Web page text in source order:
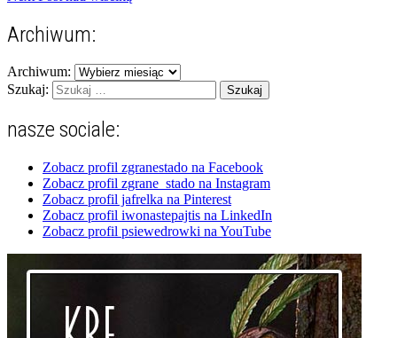
Archiwum:
Archiwum:
Szukaj:
nasze sociale:
Zobacz profil zgranestado na Facebook
Zobacz profil zgrane_stado na Instagram
Zobacz profil jafrelka na Pinterest
Zobacz profil iwonastepajtis na LinkedIn
Zobacz profil psiewedrowki na YouTube